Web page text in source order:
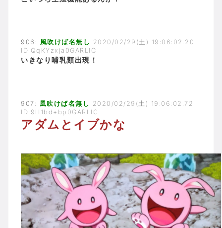
906: 風吹けば名無し 2020/02/29(土) 19:06:02.20
ID:QqKYzxja0GARLIC
いきなり哺乳類出現！
907: 風吹けば名無し 2020/02/29(土) 19:06:02.72
ID:9H1bd+bp0GARLIC
アダムとイブかな